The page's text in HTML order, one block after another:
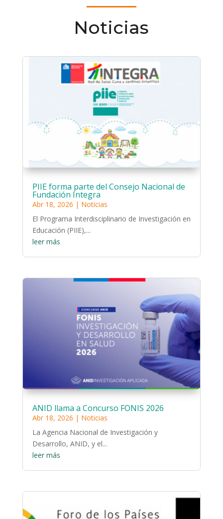
Noticias
PIIE forma parte del Consejo Nacional de
Fundación Integra
Abr 18, 2026 | Noticias
El Programa Interdisciplinario de Investigación en
Educación (PIIE),...
leer más
ANID llama a Concurso FONIS 2026
Abr 18, 2026 | Noticias
La Agencia Nacional de Investigación y
Desarrollo, ANID, y el...
leer más